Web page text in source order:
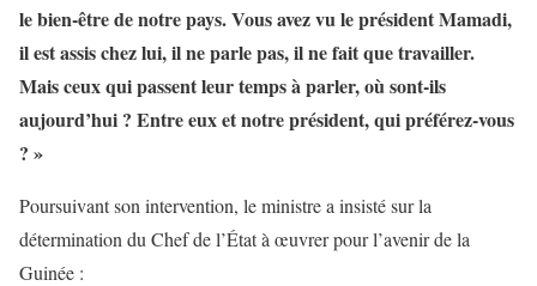
le bien-être de notre pays. Vous avez vu le président Mamadi,
il est assis chez lui, il ne parle pas, il ne fait que travailler.
Mais ceux qui passent leur temps à parler, où sont-ils
aujourd’hui ? Entre eux et notre président, qui préférez-vous
? »
Poursuivant son intervention, le ministre a insisté sur la
détermination du Chef de l’État à œuvrer pour l’avenir de la
Guinée :